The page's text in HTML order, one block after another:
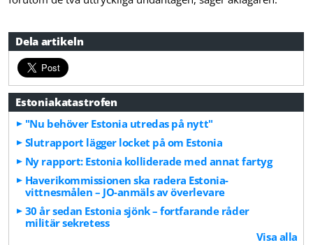
Dela artikeln
Estoniakatastrofen
"Nu behöver Estonia utredas på nytt"
Slutrapport lägger locket på om Estonia
Ny rapport: Estonia kolliderade med annat fartyg
Haverikommissionen ska radera Estonia-
vittnesmålen – JO-anmäls av överlevare
30 år sedan Estonia sjönk – fortfarande råder
militär sekretess
Visa alla